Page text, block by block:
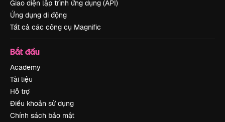
Giao diện lập trình ứng dụng (API)
Ứng dụng di động
Tất cả các công cụ Magnific
Bắt đầu
Academy
Tài liệu
Hỗ trợ
Điều khoản sử dụng
Chính sách bảo mật